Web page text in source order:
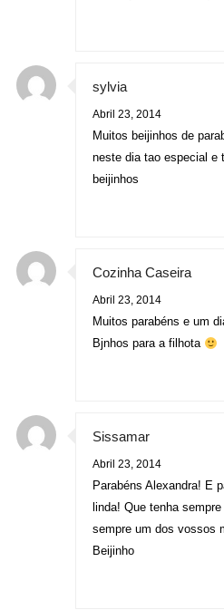
sylvia
Abril 23, 2014
Muitos beijinhos de
neste dia tao especial e
beijinhos
Cozinha Caseira
Abril 23, 2014
Muitos parabéns e um
Bjnhos para a filhota
Sissamar
Abril 23, 2014
Parabéns Alexandra! E
linda! Que tenha
sempre um dos vossos
Beijinho